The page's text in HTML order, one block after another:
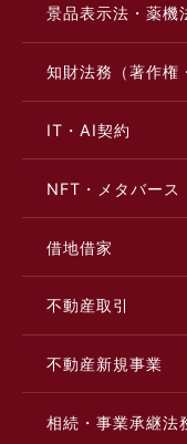
景品表示法・薬機
知財法務（著作権
IT・AI契約
NFT・メタバース
借地借家
不動産取引
不動産新規事業
相続・事業承継法